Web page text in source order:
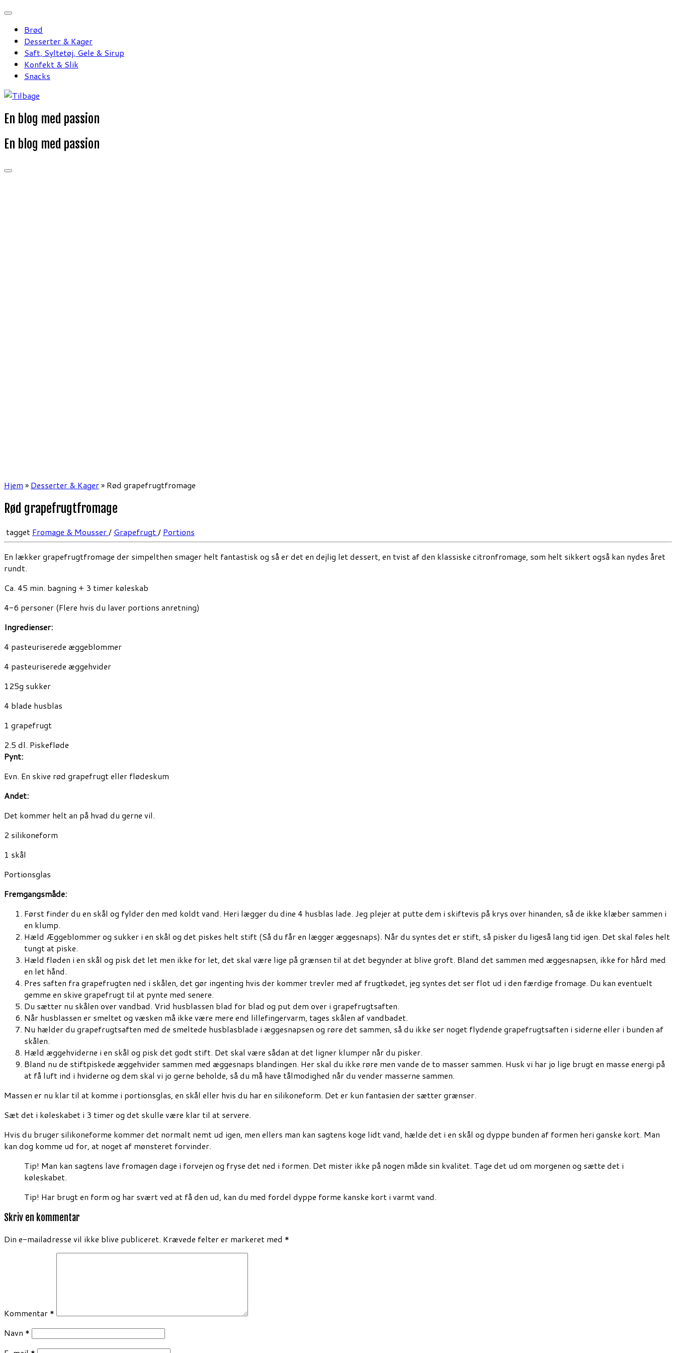
Fortsæt
indholdBrød
Desserter & Kager
Saft, Syltetøj, Gele & Sirup
Konfekt & Slik
Snacks
En blog med passion
En blog med passion
Hjem » Desserter & Kager» Rød grapefrugtfromage
Rød grapefrugtfromage
tagget Fromage & Mousser / Grapefrugt / Portions
En lækker grapefrugtfromage der simpelthen smager helt fantastisk og så er det en dejlig let dessert, en tvist af den klassiske citronfromage, som helt sikkert også kan nydes året
rundt.
Ca. 45 min. bagning + 3 timer køleskab
4-6 personer (Flere hvis du laver portions anretning)
Ingredienser:
4 pasteuriserede æggeblommer
4 pasteuriserede æggehvider
125g sukker
4 blade husblas
1 grapefrugt
2.5 dl. Piskefløde
Pynt:
Evn. En skive rød grapefrugt eller flødeskum
Andet:
Det kommer helt an på hvad du gerne vil.
2 silikoneform
1 skål
Portionsglas
Fremgangsmåde:
Først finder du en skål og fylder den med koldt vand. Heri lægger du dine 4 husblas lade. Jeg plejer at putte dem i skiftevis på krys over hinanden, så de ikke klæber sammen i
en klump.
Hæld Æggeblommer og sukker i en skål og det piskes helt stift (Så du får en lægger æggesnaps). Når du syntes det er stift, så pisker du ligeså lang tid igen. Det skal føles helt
tungt at piske.
Hæld fløden i en skål og pisk det let men ikke for let, det skal være lige på grænsen til at det begynder at blive groft. Bland det sammen med æggesnapsen, ikke for hård med
en let hånd.
Pres saften fra grapefrugten ned i skålen, det gør ingenting hvis der kommer trevler med af frugtkødet, jeg syntes det ser flot ud i den færdige fromage. Du kan eventuelt
gemme en skive grapefrugt til at pynte med senere.
Du sætter nu skålen over vandbad. Vrid husblassen blad for blad og put dem over i grapefrugtsaften.
Når husblassen er smeltet og væsken må ikke være mere end lillefingervarm, tages skålen af vandbadet.
Nu hælder du grapefrugtsaften med de smeltede husblasblade i æggesnapsen og røre det sammen, så du ikke ser noget flydende grapefrugtsaften i siderne eller i bunden af
skålen.
Hæld æggehviderne i en skål og pisk det godt stift. Det skal være sådan at det ligner klumper når du pisker.
Bland nu de stiftpiskede æggehvider sammen med æggesnaps blandingen. Her skal du ikke røre men vande de to masser sammen. Husk vi har jo lige brugt en masse energi på
at få luft ind i hviderne og dem skal vi jo gerne beholde, så du må have tålmodighed når du vender masserne sammen.
Massen er nu klar til at komme i portionsglas, en skål eller hvis du har en silikoneform. Det er kun fantasien der sætter grænser.
Sæt det i køleskabet i 3 timer og det skulle være klar til at servere.
Hvis du bruger silikoneforme kommer det normalt nemt ud igen, men ellers man kan sagtens koge lidt vand, hælde det i en skål og dyppe bunden af formen heri ganske kort. Man
kan dog komme ud for, at noget af mønsteret forvinder.
Tip! Man kan sagtens lave fromagen dage i forvejen og fryse det ned i formen. Det mister ikke på nogen måde sin kvalitet. Tage det ud om morgenen og sætte det i
køleskabet.
Tip! Har brugt en form og har svært ved at få den ud, kan du med fordel dyppe forme kanske kort i varmt vand.
Skriv en kommentar
Din e-mailadresse vil ikke blive publiceret. Krævede felter er markeret med *
Kommentar *
Navn *